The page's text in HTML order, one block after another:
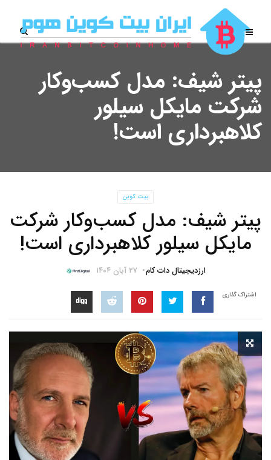
پیتر شیف: مدل کسب‌و‌کار
شرکت مایکل سیلور
کلاهبرداری است!
بیت کوین
پیتر شیف: مدل کسب‌و‌کار شرکت
مایکل سیلور کلاهبرداری است!
ارزدیجیتال دات کام ۲۷ آبان ۱۴۰۴
اشتراک گذاری